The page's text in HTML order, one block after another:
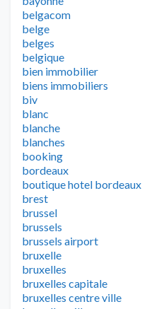
belgacom
belge
belges
belgique
bien immobilier
biens immobiliers
biv
blanc
blanche
blanches
booking
bordeaux
boutique hotel bordeaux
brest
brussel
brussels
brussels airport
bruxelle
bruxelles
bruxelles capitale
bruxelles centre ville